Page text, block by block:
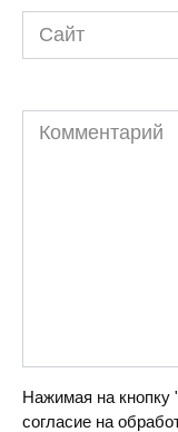
Сайт
Комментарий
Нажимая на кнопку
согласие на